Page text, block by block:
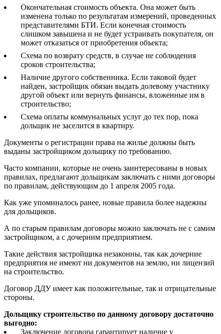
Окончательная стоимость объекта. Она может быть
изменена только по результатам измерений, проведенных
представителями БТИ. Если конечная стоимость
слишком завышена и не будет устраивать покупателя, он
может отказаться от приобретения объекта;
Схема по возврату средств, в случае не соблюдения
сроков строительства;
Наличие другого собственника. Если таковой будет
найден, застройщик обязан выдать долевому участнику
другой объект или вернуть финансы, вложенные им в
строительство;
Схема оплаты коммунальных услуг до тех пор, пока
дольщик не заселится в квартиру.
Документы о регистрации права на жилье должны быть
выданы застройщиком дольщику по требованию.
Часто компании, которые не очень заинтересованы в новых
правилах, предлагают дольщикам заключать с ними договоры
по правилам, действующим до 1 апреля 2005 года.
Как уже упоминалось ранее, новые правила более надежны
для дольщиков.
А по старым правилам договоры можно заключать не с самим
застройщиком, а с дочерним предприятием.
Такие действия застройщика незаконны, так как дочерние
предприятия не имеют ни документов на землю, ни лицензий
на строительство.
Договор ДДУ имеет как положительные, так и отрицательные
стороны.
Дольщику строительство по данному договору достаточно
выгодно:
Заключение договора гарантирует наличие у